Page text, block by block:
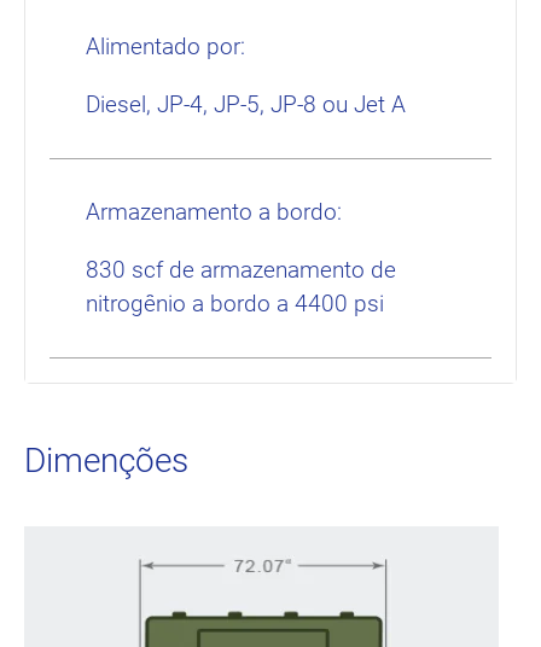
Alimentado por:
Diesel, JP-4, JP-5, JP-8 ou Jet A
Armazenamento a bordo:
830 scf de armazenamento de
nitrogênio a bordo a 4400 psi
Dimenções